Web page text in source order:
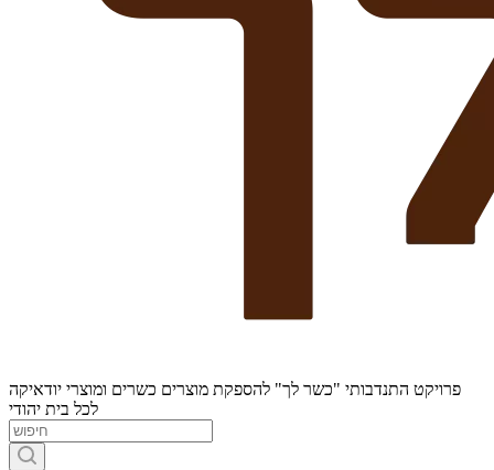
פרויקט התנדבותי "כשר לך" להספקת מוצרים כשרים ומוצרי יודאיקה
לכל בית יהודי